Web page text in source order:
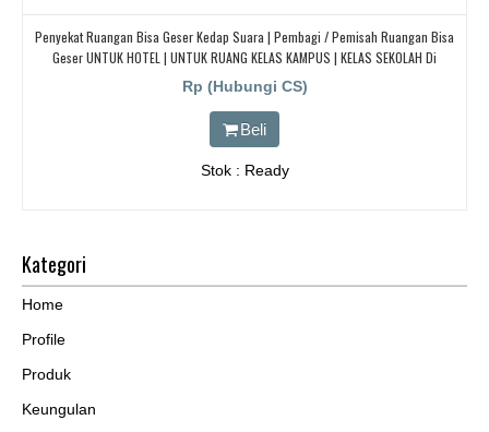
Penyekat Ruangan Bisa Geser Kedap Suara | Pembagi / Pemisah Ruangan Bisa
Geser UNTUK HOTEL | UNTUK RUANG KELAS KAMPUS | KELAS SEKOLAH Di
BANDUNG, JAKARTA, BEKASI, TANGERANG
Rp (Hubungi CS)
Beli
Stok : Ready
Kategori
Home
Profile
Produk
Keungulan